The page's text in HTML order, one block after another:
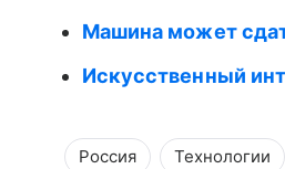
Машина может
Искусственный
Россия Технологии